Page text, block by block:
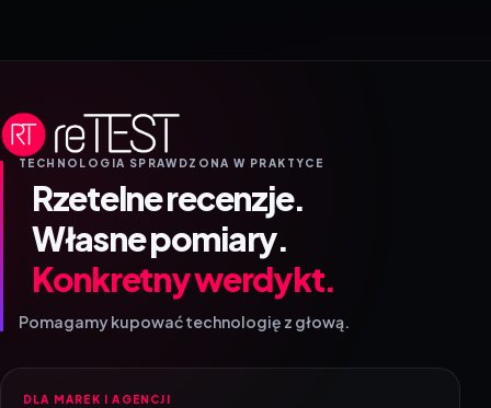
TECHNOLOGIA SPRAWDZONA W PRAKTYCE
Rzetelne recenzje.
Własne pomiary.
Konkretny werdykt.
Pomagamy kupować technologię z głową.
DLA MAREK I AGENCJI